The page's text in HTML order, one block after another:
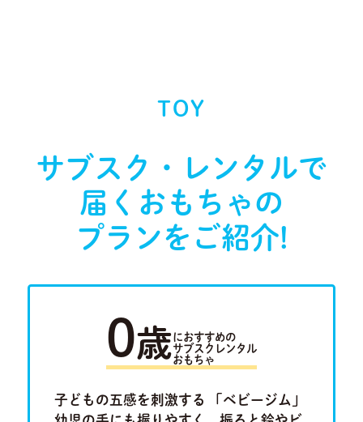
TOY
サブスク・レンタルで
届く おもちゃの
プランをご紹介!
0歳におすすめの
サブスクレンタル
おもちゃ
子どもの五感を刺激する 「ベビージム」